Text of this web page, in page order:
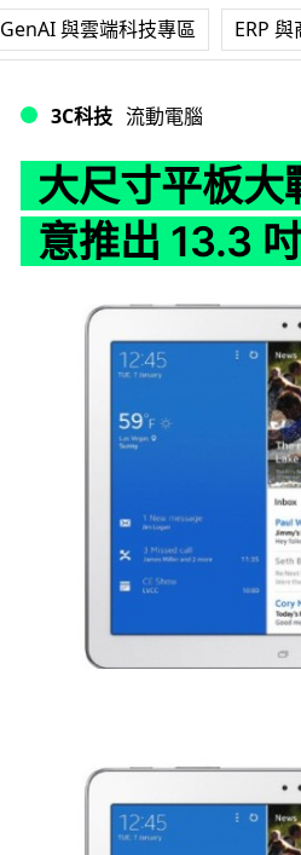
GenAI 與雲端科技專區 ERP
3C科技 流動電腦
大尺寸平板
意推出 13.3